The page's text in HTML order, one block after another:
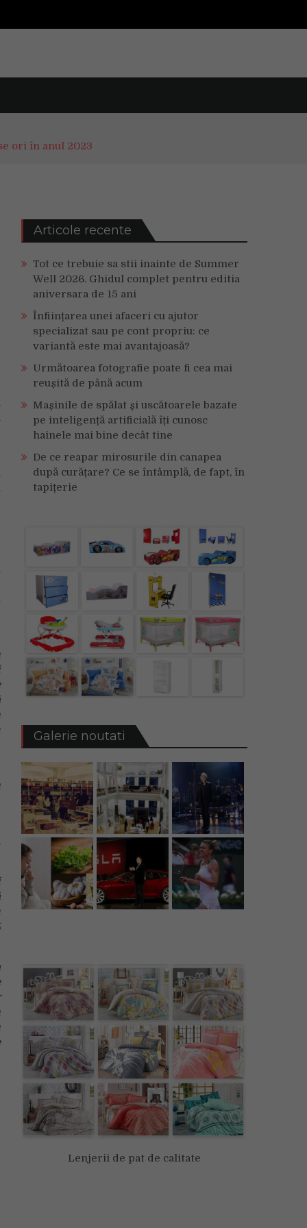
ori în anul 2023
Articole recente
Tot ce trebuie sa stii inainte de Summer
Well 2026. Ghidul complet pentru editia
aniversara de 15 ani
Înființarea unei afaceri cu ajutor
specializat sau pe cont propriu: ce
variantă este mai avantajoasă?
Următoarea fotografie poate fi cea mai
reușită de până acum
Mașinile de spălat și uscătoarele bazate
pe inteligență artificială îți cunosc
hainele mai bine decât tine
De ce reapar mirosurile din canapea
după curățare? Ce se întâmplă, de fapt, în
tapițerie
Galerie noutati
Lenjerii de pat de calitate